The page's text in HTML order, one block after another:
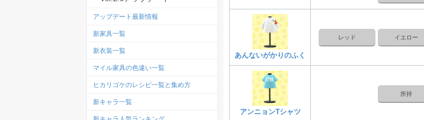
あんないがかりのふく
レッド イエロー
アンニョンTシャツ
所持
アップデート最新情報
新家具一覧
新衣装一覧
マイル家具の色違い一覧
ヒカリゴケのレシピ一覧と集め方
新キャラ一覧